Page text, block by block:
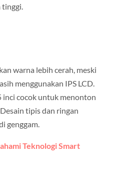
tinggi.
warna lebih cerah, meski
menggunakan IPS LCD.
inci cocok untuk menonton
tipis dan ringan
genggam.
Teknologi Smart